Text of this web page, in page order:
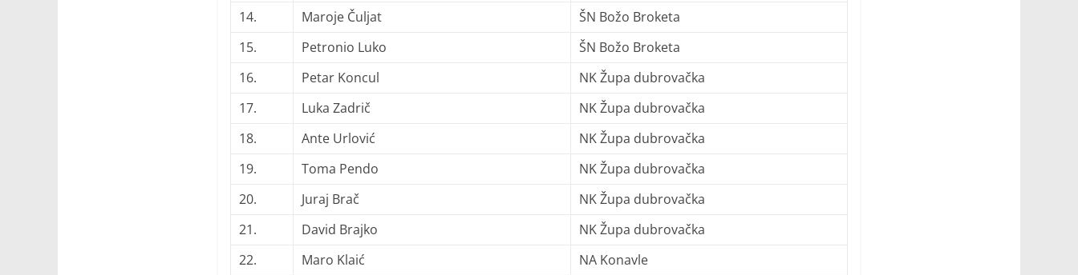
14.
Maroje Čuljat
ŠN Božo Broketa
15.
Petronio Luko
ŠN Božo Broketa
16.
Petar Koncul
NK Župa dubrovačka
17.
Luka Zadrič
NK Župa dubrovačka
18.
Ante Urlović
NK Župa dubrovačka
19.
Toma Pendo
NK Župa dubrovačka
20.
Juraj Brač
NK Župa dubrovačka
21.
David Brajko
NK Župa dubrovačka
22.
Maro Klaić
NA Konavle